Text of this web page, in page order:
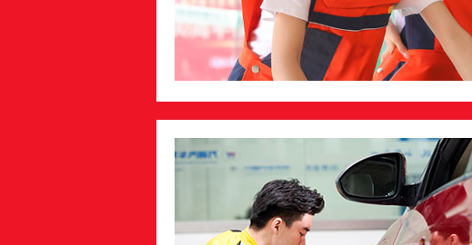
呈贡 奔宝奥诊断与维修工程师